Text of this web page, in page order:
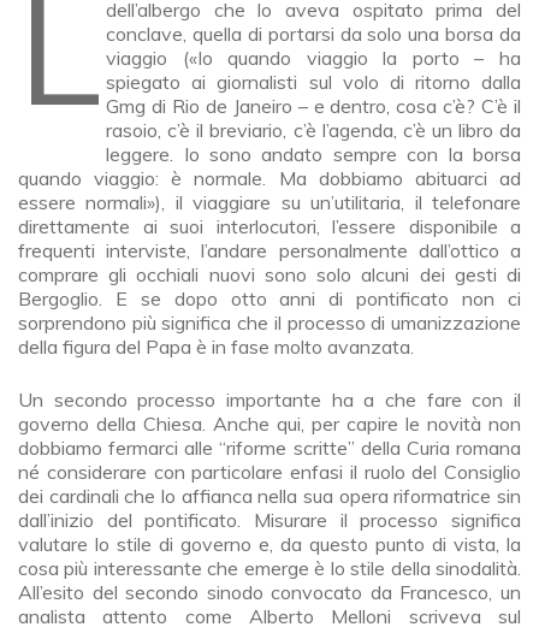
La scelta di non vivere nell’appartamento dell’albergo che lo aveva ospitato prima del
conclave, quella di portarsi da solo una borsa da
viaggio («Io quando viaggio la porto – ha
spiegato ai giornalisti sul volo di ritorno dalla
Gmg di Rio de Janeiro – e dentro, cosa c’è? C’è il
rasoio, c’è il breviario, c’è l’agenda, c’è un libro da
leggere. Io sono andato sempre con la borsa
quando viaggio: è normale. Ma dobbiamo abituarci ad
essere normali»), il viaggiare su un’utilitaria, il telefonare
direttamente ai suoi interlocutori, l’essere disponibile a
frequenti interviste, l’andare personalmente dall’ottico a
comprare gli occhiali nuovi sono solo alcuni dei gesti di
Bergoglio. E se dopo otto anni di pontificato non ci
sorprendono più significa che il processo di umanizzazione
della figura del Papa è in fase molto avanzata.
Un secondo processo importante ha a che fare con il
governo della Chiesa. Anche qui, per capire le novità non
dobbiamo fermarci alle “riforme scritte” della Curia romana
né considerare con particolare enfasi il ruolo del Consiglio
dei cardinali che lo affianca nella sua opera riformatrice sin
dall’inizio del pontificato. Misurare il processo significa
valutare lo stile di governo e, da questo punto di vista, la
cosa più interessante che emerge è lo stile della sinodalità.
All’esito del secondo sinodo convocato da Francesco, un
analista attento come Alberto Melloni scriveva sul